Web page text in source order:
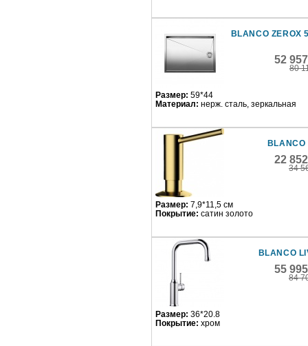
BLANCO ZEROX
52
80
Размер: 59*44
Материал: нерж. сталь, зеркальная
BLANCO
22
34
Размер: 7,9*11,5 см
Покрытие: сатин золото
BLANCO
55
84
Размер: 36*20.8
Покрытие: хром